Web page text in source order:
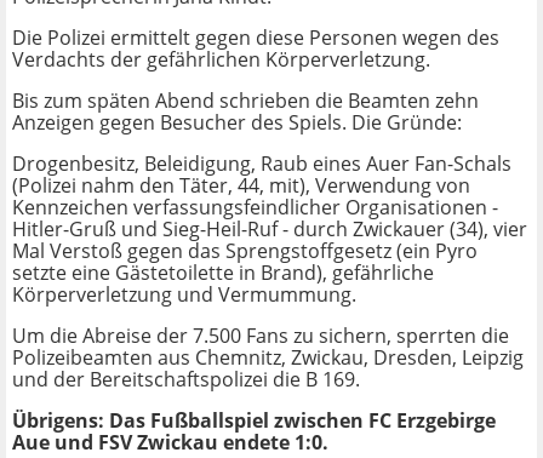
Die Polizei ermittelt gegen diese Personen wegen des
Verdachts der gefährlichen Körperverletzung.
Bis zum späten Abend schrieben die Beamten zehn
Anzeigen gegen Besucher des Spiels. Die Gründe:
Drogenbesitz, Beleidigung, Raub eines Auer Fan-Schals
(Polizei nahm den Täter, 44, mit), Verwendung von
Kennzeichen verfassungsfeindlicher Organisationen -
Hitler-Gruß und Sieg-Heil-Ruf - durch Zwickauer (34), vier
Mal Verstoß gegen das Sprengstoffgesetz (ein Pyro
setzte eine Gästetoilette in Brand), gefährliche
Körperverletzung und Vermummung.
Um die Abreise der 7.500 Fans zu sichern, sperrten die
Polizeibeamten aus Chemnitz, Zwickau, Dresden, Leipzig
und der Bereitschaftspolizei die B 169.
Übrigens: Das Fußballspiel zwischen FC Erzgebirge
Aue und FSV Zwickau endete 1:0.